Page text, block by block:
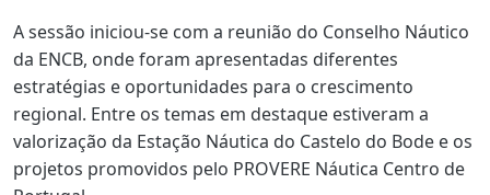
A sessão iniciou-se com a reunião do Conselho Náutico
da ENCB, onde foram apresentadas diferentes
estratégias e oportunidades para o crescimento
regional. Entre os temas em destaque estiveram a
valorização da Estação Náutica do Castelo do Bode e os
projetos promovidos pelo PROVERE Náutica Centro de